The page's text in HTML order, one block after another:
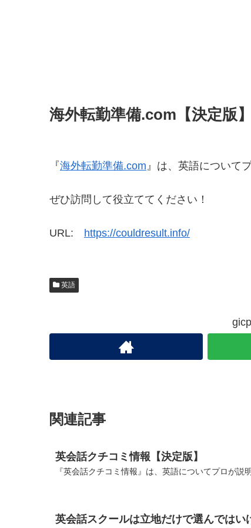
海外転勤準備.com【決定版】
『海外転勤準備.com 』は、英語について
ぜひ訪問して役立ててください！
URL: https://couldresult.info/
英語
関連記事
英会話クチコミ情報【決定版】
『英会話クチコミ情報』は、英語についてプロが
英会話スクールは立地だけで選んではい